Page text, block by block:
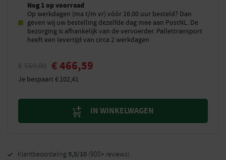
Nog 1 op voorraad
Op werkdagen (ma t/m vr) vóór 16.00 uur besteld? Dan
geven wij uw bestelling dezelfde dag mee aan PostNL. De
bezorging is afhankelijk van de vervoerder. Pallettransport
heeft een levertijd van circa 2 werkdagen
€ 569,00 €466,59
Je bespaart€102,41
IN WINKELWAGEN
Klantbeoordeling9,5/10 (900+ reviews)